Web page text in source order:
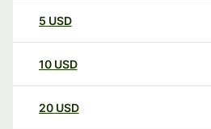
5 USD
10 USD
20 USD